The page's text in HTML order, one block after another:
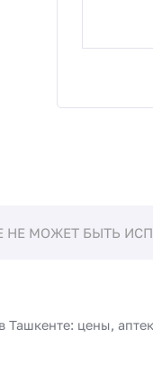
МОЖЕТ БЫТЬ
Ташкенте: цены,